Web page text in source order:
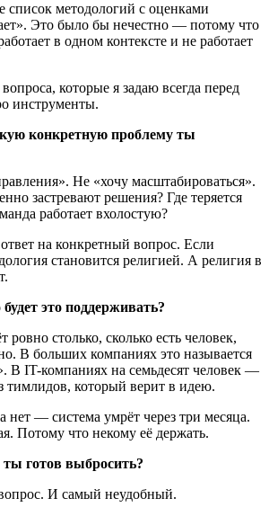
список методологий с оценками
Это было бы нечестно — потому что
в одном контексте и не работает
которые я задаю всегда перед
инструменты.
конкретную проблему ты
Не «хочу масштабироваться».
застревают решения? Где теряется
работает вхолостую?
на конкретный вопрос. Если
становится религией. А религия в
это поддерживать?
столько, сколько есть человек,
В больших компаниях это называется
В IT-компаниях на семьдесят человек —
тимлидов, который верит в идею.
нет — система умрёт через три месяца.
Потому что некому её держать.
готов выбросить?
И самый неудобный.